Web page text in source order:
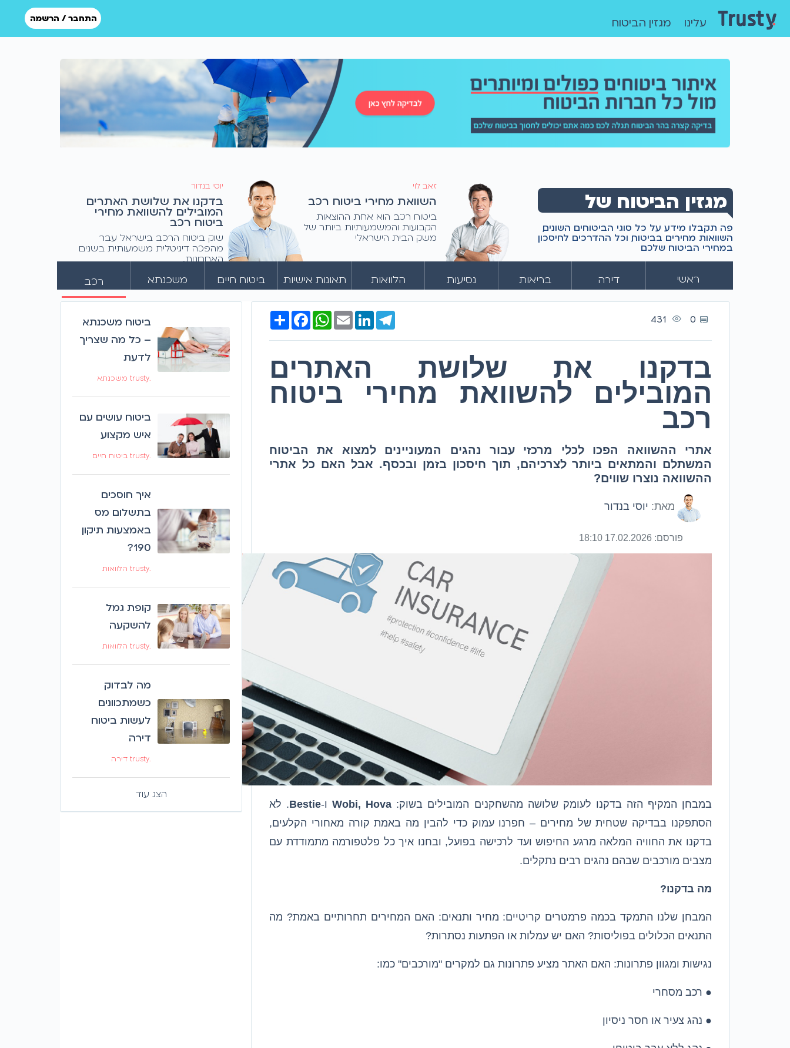
עלינו מגזין הביטוח התחבר / הרשמה
מגזין הביטוח של
טראסטי
פה תקבלו מידע על כל סוגי הביטוחים השונים,
השוואות מחירים בביטוח, וכל ההדרכים לחיסכון
במחירי הביטוח שלכם
יוסי בנדור
בדקנו את שלושת האתרים
המובילים להשוואת מחירי
ביטוח רכב
שוק ביטוח הרכב בישראל עבר
מהפכה דיגיטלית משמעותית בשנים
האחרונות.
זאב לוי
השוואת מחירי ביטוח רכב
ביטוח רכב הוא אחת ההוצאות
הקבועות והמשמעותיות ביותר של
משק הבית הישראלי
ראשי דירה בריאות נסיעות הלוואות תאונות אישיות ביטוח חיים משכנתא רכב
0
Share
Facebook
WhatsAppEmail
LinkedIn
Telegram
בדקנו את שלושת האתרים
המובילים להשוואת מחירי ביטוח
רכב
אתרי ההשוואה הפכו לכלי מרכזי עבור נהגים המעוניינים למצוא את הביטוח
המשתלם והמתאים ביותר לצרכיהם, תוך חיסכון בזמן ובכסף. אבל האם כל אתרי
ההשוואה נוצרו שווים?
מאת: יוסי בנדור
פורסם: 17.02.2026 18:10
במבחן המקיף הזה בדקנו לעומק שלושה מהשחקנים המובילים בשוק: Wobi, Hovaו-Bestie. לא
הסתפקנו בבדיקה שטחית של מחירים – חפרנו עמוק כדי להבין מה באמת קורה מאחורי הקלעים,
בדקנו את החוויה המלאה מרגע החיפוש ועד לרכישה בפועל, ובחנו איך כל פלטפורמה מתמודדת עם
מצבים מורכבים שבהם נהגים רבים נתקלים.
מה בדקנו?
המבחן שלנו התמקד בכמה פרמטרים קריטיים: מחיר ותנאים: האם המחירים תחרותיים באמת? מה
התנאים הכלולים בפוליסות? האם יש עמלות או הפתעות נסתרות?
נגישות ומגוון פתרונות: האם האתר מציע פתרונות גם למקרים "מורכבים" כמו:
● רכב מסחרי
● נהג צעיר או חסר ניסיון
ביטוח משכנתא
– כל מה שצריך
לדעת
.trusty משכנתא
ביטוח עושים עם
איש מקצוע
.trusty ביטוח חיים
איך חוסכים
בתשלום מס
באמצעות תיקון
190?
.trusty הלוואות
קופת גמל
להשקעה
.trusty הלוואות
מה לבדוק
כשמתכוונים
לעשות ביטוח
דירה
.trusty דירה
הצג עוד